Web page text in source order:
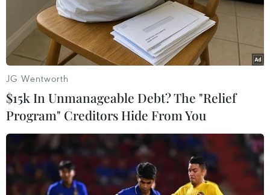
JG Wentworth
$15k In Unmanageable Debt? The "Relief
Program" Creditors Hide From You